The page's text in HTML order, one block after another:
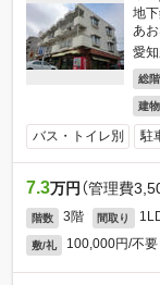
地
あ
愛
総
建
バス・トイレ別 駐
7.3万円 （管理費
階数 3階 間取り
敷/礼 100,000円/不要